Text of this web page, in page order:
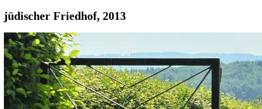
jüdischer Friedhof, 2013